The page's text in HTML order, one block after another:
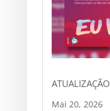
ATUALIZAÇÃO
Mai 20, 2026